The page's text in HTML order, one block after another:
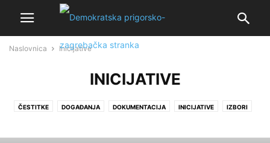
Naslovnica Inicijative
INICIJATIVE
ČESTITKE DOGAĐANJA DOKUMENTACIJA INICIJATIVE IZBORI
VIJEĆE GRADA SV. I. ZELINE